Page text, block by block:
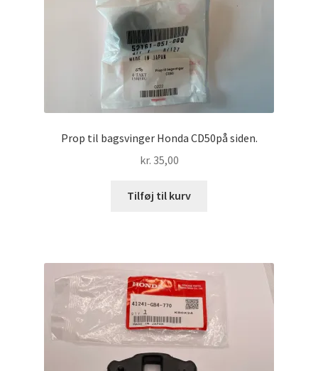
Prop til bagsvinger Honda CD50på siden.
kr. 35,00
Tilføj til kurv